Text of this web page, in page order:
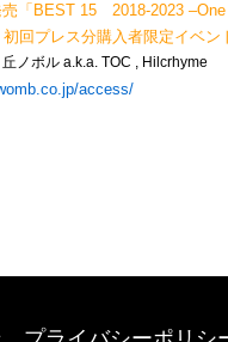
「BEST 15 2018-2023 –One
回プレス分購入者限定イベン
ノボル a.k.a. TOC , Hilcrhyme
access/